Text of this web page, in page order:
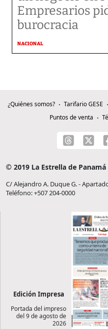
Empresarios
burocracia
NACIONAL
¿Quiénes somos? Tarifario GESE
Puntos de venta
© 2019 La Estrella de Panamá
C/ Alejandro A. Duque G. -
Teléfono: +507 204-0000
Edición Impresa
Portada del impreso
del 9 de agosto de
2026